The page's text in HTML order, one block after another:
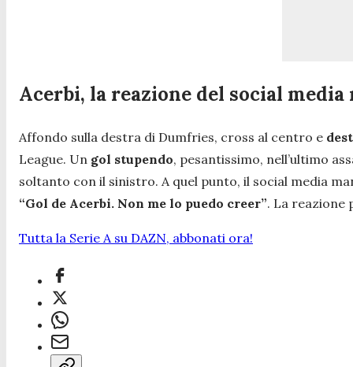
Acerbi, la reazione del social
Affondo sulla destra di Dumfries, cross al centro e
League. Un gol stupendo, pesantissimo, nell’ultimo
soltanto con il sinistro. A quel punto, il social media
“Gol de Acerbi. Non me lo puedo creer”. La reazione
Tutta la Serie A su DAZN, abbonati ora!